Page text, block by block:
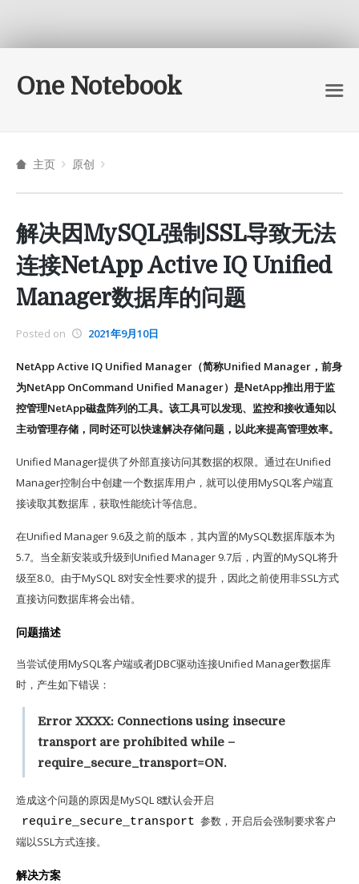
One Notebook
主页 原创
解决因MySQL强制SSL导致无法
连接NetApp Active IQ Unified
Manager数据库的问题
Posted on 2021年9月10日
NetApp Active IQ Unified Manager（简称Unified Manager，前身
为NetApp OnCommand Unified Manager）是NetApp推出用于监
控管理NetApp磁盘阵列的工具。该工具可以发现、监控和接收通知以
主动管理存储，同时还可以快速解决存储问题，以此来提高管理效率。
Unified Manager提供了外部直接访问其数据的权限。通过在Unified
Manager控制台中创建一个数据库用户，就可以使用MySQL客户端直
接读取其数据库，获取性能统计等信息。
在Unified Manager 9.6及之前的版本，其内置的MySQL数据库版本为
5.7。当全新安装或升级到Unified Manager 9.7后，内置的MySQL将升
级至8.0。由于MySQL 8对安全性要求的提升，因此之前使用非SSL方式
直接访问数据库将会出错。
问题描述
当尝试使用MySQL客户端或者JDBC驱动连接Unified Manager数据库
时，产生如下错误：
Error XXXX: Connections using insecure
transport are prohibited while –
require_secure_transport=ON.
造成这个问题的原因是MySQL 8默认会开启
require_secure_transport 参数，开启后会强制要求客户
端以SSL方式连接。
解决方案